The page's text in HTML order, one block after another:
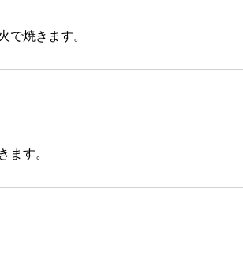
で焼きます。
ます。